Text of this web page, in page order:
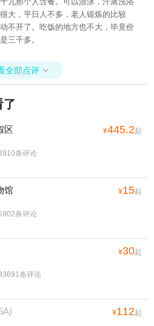
大，平日人不多，老人锻炼的比较
不开了。吃饭的地方也不大，毕竟价
三千多。
全部点评 
了
区 ¥445.2起
条评论
馆 ¥15起
条评论
¥30起
条评论
¥112起